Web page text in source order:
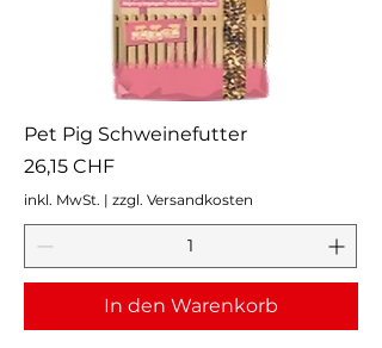
Pet Pig Schweinefutter
Preis
26,15 CHF
inkl. MwSt. | zzgl. Versandkosten
In den Warenkorb